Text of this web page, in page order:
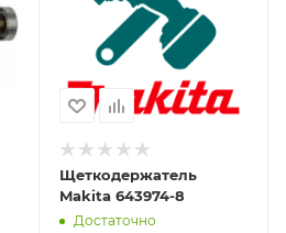
Щеткодержатель
Makita 643974-8
Достаточно